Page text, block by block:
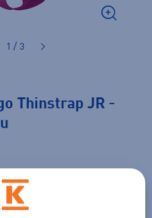
1 / 3
Thinstrap JR -